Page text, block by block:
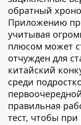
обратный
Приложению
учитывая
плюсом может
отчужден для
китайский
среди
правильная
тест, чтобы